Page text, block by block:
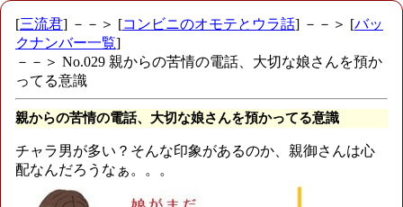
[三流君] －－＞ [コンビニのオモテとウラ話] －－＞ [バッ
クナンバー一覧]
－－＞ No.029 親からの苦情の電話、大切な娘さんを預か
ってる意識
親からの苦情の電話、大切な娘さんを預かってる意識
チャラ男が多い？そんな印象があるのか、親御さんは心
配なんだろうなぁ。。。